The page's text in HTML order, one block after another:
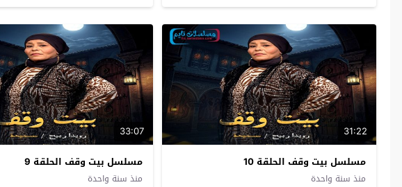
31:22
مسلسل بيت وقف الحلقة 10
منذ سنة واحدة
33:07
مسلسل بيت وقف الحلقة 9
منذ سنة واحدة